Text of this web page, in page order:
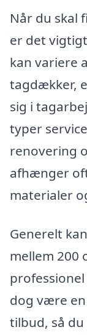
Når du skal
er det
kan variere
tagdækker,
sig i
typer
renovering
afhænger
materialer
Generelt
mellem 200
dog være
tilbud, så